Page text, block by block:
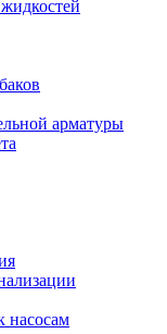
арматуры
насосам